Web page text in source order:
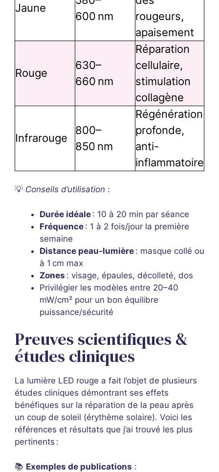
Jaune
600 nm
rougeurs,
apaisement
Rouge
630–
660 nm
Réparation
cellulaire,
stimulation
collagène
Infrarouge
800–
850 nm
Régénération
profonde,
anti-
inflammatoire
💡 Conseils d’utilisation :
Durée idéale : 10 à 20 min par séance
Fréquence : 1 à 2 fois/jour la première
semaine
Distance peau-lumière : masque collé ou
à 1 cm max
Zones : visage, épaules, décolleté, dos
Privilégier les modèles entre 20–40
mW/cm² pour un bon équilibre
puissance/sécurité
Preuves scientifiques &
études cliniques
La lumière LED rouge a fait l’objet de plusieurs
études cliniques démontrant ses effets
bénéfiques sur la réparation de la peau après
un coup de soleil (érythème solaire). Voici les
références et résultats que j’ai trouvé les plus
pertinents :
📚 Exemples de publications :